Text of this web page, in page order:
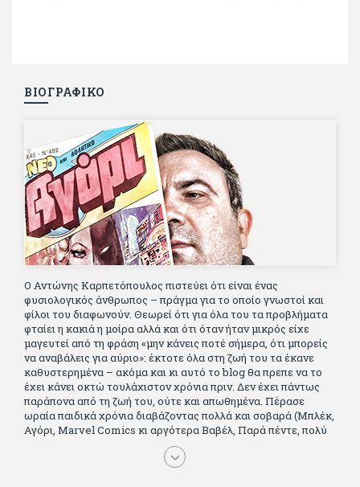
ΒΙΟΓΡΑΦΙΚΟ
Ο Αντώνης Καρπετόπουλος πιστεύει ότι είναι ένας
φυσιολογικός άνθρωπος – πράγμα για το οποίο γνωστοί και
φίλοι του διαφωνούν. Θεωρεί ότι για όλα του τα προβλήματα
φταίει η κακιά η μοίρα αλλά και ότι όταν ήταν μικρός είχε
μαγευτεί από τη φράση «μην κάνεις ποτέ σήμερα, ότι μπορείς
να αναβάλεις για αύριο»: έκτοτε όλα στη ζωή του τα έκανε
καθυστερημένα – ακόμα και κι αυτό το blog θα πρεπε να το
έχει κάνει οκτώ τουλάχιστον χρόνια πριν. Δεν έχει πάντως
παράπονα από τη ζωή του, ούτε και απωθημένα. Πέρασε
ωραία παιδικά χρόνια διαβάζοντας πολλά και σοβαρά (Μπλέκ,
Αγόρι, Μarvel Comics κι αργότερα Βαβέλ, Παρά πέντε, πολύ
Αλέξανδρο Δουμά και αρκετό Ιούλιο Βέρν πριν τον κερδίσουν
τα αστυνομικά), απέκτησε τους σωστούς φίλους κυρίως γιατί